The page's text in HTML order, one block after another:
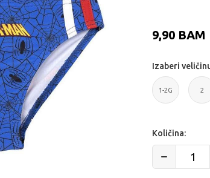
9,90 BAM
Izaberi
1-2G 2
Količina: